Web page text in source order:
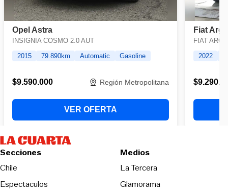
Secciones
Chile
Espectaculos
Medios
La TerceraOpens in new
Glamorama